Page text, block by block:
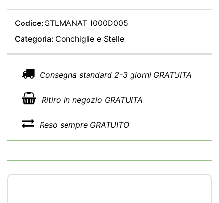
Codice: STLMANATH000D005
Categoria: Conchiglie e Stelle
Consegna standard 2-3 giorni GRATUITA
Ritiro in negozio GRATUITA
Reso sempre GRATUITO